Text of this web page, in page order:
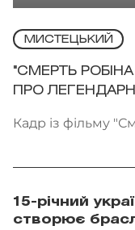
МИСТЕЦЬКИЙ
"СМЕРТЬ РОБІНА
ПРО
Кадр із фільму
15-річний
створює